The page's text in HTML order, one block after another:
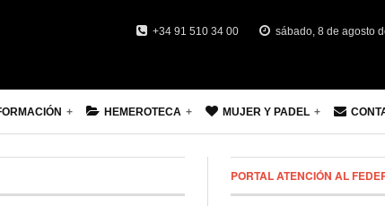
+34 91 510 34 00 sábado, 8 de agosto
HEMEROTECA MUJER Y PADEL
PORTAL ATENCIÓN AL